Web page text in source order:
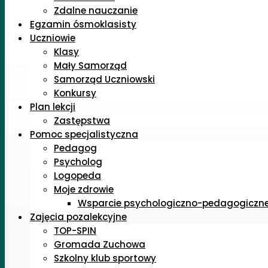
Zdalne nauczanie
Egzamin ósmoklasisty
Uczniowie
Klasy
Mały Samorząd
Samorząd Uczniowski
Konkursy
Plan lekcji
Zastępstwa
Pomoc specjalistyczna
Pedagog
Psycholog
Logopeda
Moje zdrowie
Wsparcie psychologiczno-
Zajęcia pozalekcyjne
TOP-SPIN
Gromada Zuchowa
Szkolny klub sportowy